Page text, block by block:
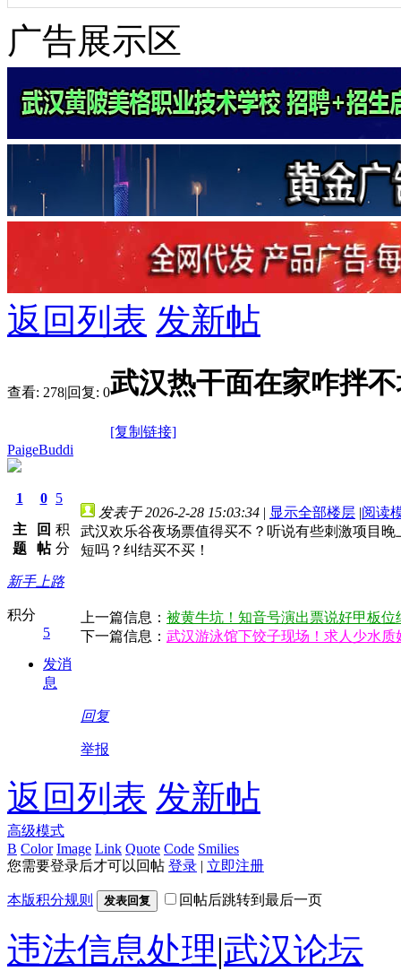
广告展示区
返回列表 发新帖
查看: 278|回复: 0武汉热干面在家咋拌
[复制链接]
PaigeBuddi
1
主
题
0
回
帖
5
积
分
新手上路
积分
5
发消
息
发表于 2026-2-28 15:03:34 | 显示全部楼层 |阅读
武汉欢乐谷夜场票值得买不？听说有些刺激项目
短吗？纠结买不买！
上一篇信息： 被黄牛坑！知音号演出票说好甲板
下一篇信息： 武汉游泳馆下饺子现场！求人少水质
回复
举报
返回列表 发新帖
高级模式
B Color Image Link Quote Code Smilies
您需要登录后才可以回帖 登录 | 立即注册
本版积分规则 发表回复 回帖后跳转到最后一页
违法信息处理|武汉论坛